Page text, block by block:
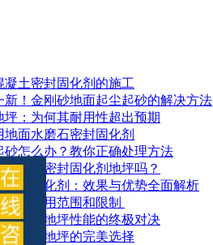
凝土密封固化剂的施工
新！金刚砂地面起尘起砂的解决方法
坪：为何其耐用性超出预期
面水磨石密封固化剂
砂怎么办？教你正确处理方法
混凝土密封固化剂地坪吗？
密封固化剂：效果与优势全面解析
的应用范围和限制
与环氧地坪性能的终极对决
：固化地坪的完美选择